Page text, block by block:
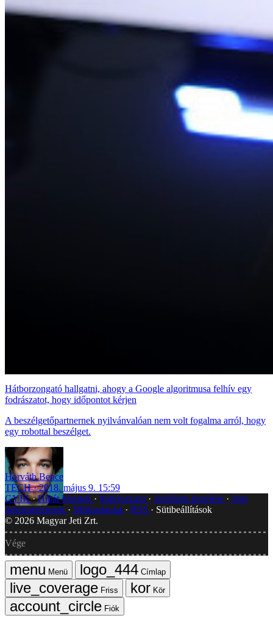
Hátborzongató hallgatni, ahogy a Google algoritmusa felhív egy
fodrászatot, hogy időpontot kérjen
A beszélgetőpartnernek nyilvánvalóan nem volt fogalma arról, hogy
egy robottal beszélget.
Horváth Bence
TECH
2018. május 9. 15:59
GYIK Hibát jelentek Impresszum Javítások kezelése
Jogi
dokumentumok
Médiaajánlat RSS
Sütibeállítások
© 2026 Magyar Jeti Zrt.
Vége
Menü
Címlap
Friss
Kör
Fiók